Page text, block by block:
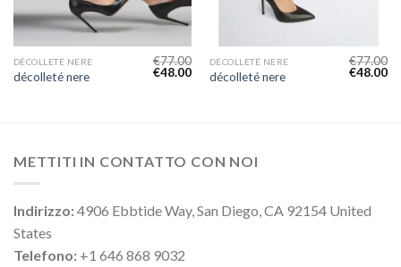
DÉCOLLETÉ NERE
décolleté nere
€77.00
€48.00
DÉCOLLETÉ NERE
décolleté nere
€77.00
€48.00
METTITI IN CONTATTO CON NOI
Indirizzo:4906 Ebbtide Way, San Diego, CA 92154 United
States
Telefono: +1 646 868 9032